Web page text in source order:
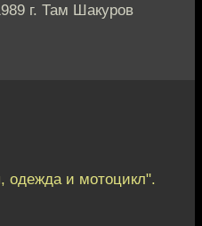
г. Там Шакуров
и мотоцикл".